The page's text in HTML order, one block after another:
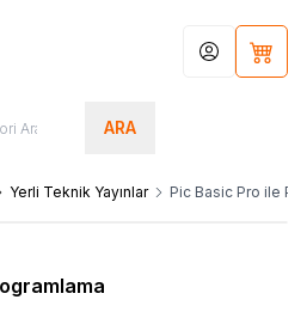
ARA
Hesabım
Yerli Teknik Yayınlar Pic Basic Pro ile